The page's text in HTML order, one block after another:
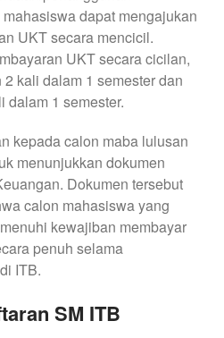
dapat mengajukan
UKT secara mencicil.
UKT secara cicilan,
kali dalam 1 semester dan
dalam 1 semester.
kepada calon maba lulusan
menunjukkan dokumen
Dokumen tersebut
calon mahasiswa yang
kewajiban membayar
penuh selama
ITB.
SM ITB